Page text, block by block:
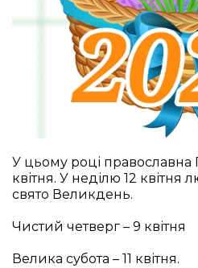
У цьому році православна
квітня. У неділю 12 квітня
свято Великдень.
Чистий четверг – 9 квітня
Велика субота – 11 квітня.